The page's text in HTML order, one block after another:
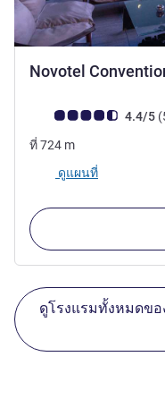
Novotel
คะแนนความคิดเห็นจาก
4.4/5
ที่724 m
ดูแผนที่
ดูโรงแรมทั้งหมดขอ